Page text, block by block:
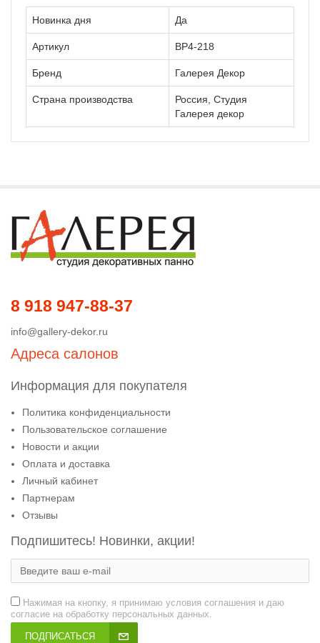
Новинка дня Да
Артикул ВР4-218
Бренд Галерея Декор
Страна производства
Россия, Студия
Галерея декор
8 918 947-88-37
info@gallery-dekor.ru
Адреса салонов
Информация для покупателя
Политика конфиденциальности
Пользовательское соглашение
Новости и акции
Оплата и доставка
Личный кабинет
Партнерам
Отзывы
Подпишитесь! Новинки, акции!
Нажимая на кнопку, я принимаю условия соглашения и даю
согласие на обработку персональных данных.
ПОДПИСАТЬСЯ